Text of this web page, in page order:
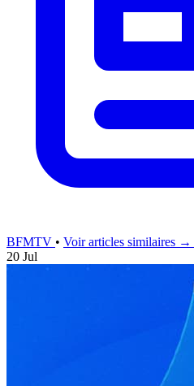
BFMTV • Voir articles similaires →
20 Jul